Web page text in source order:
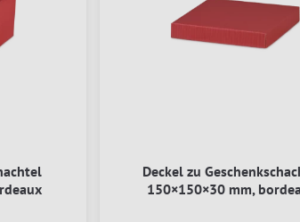
Deckel zu
150×150×30 mm,